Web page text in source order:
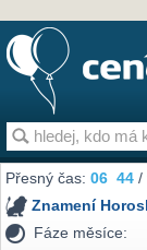
Přesný čas:06 44 /
Znamení
Fáze měsíce: